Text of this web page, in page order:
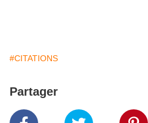
#CITATIONS
Partager